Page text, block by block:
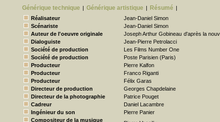
Générique technique | Générique artistique | Résumé |
Réalisateur
Jean-Daniel Simon
Scénariste
Jean-Daniel Simon
Auteur de l'oeuvre originale
Joseph Arthur Gobineau d'après la
Dialoguiste
Jean-Pierre Petrolacci
Société de production
Les Films Number One
Société de production
Poste Parisien (Paris)
Producteur
Pierre Kalfon
Producteur
Franco Riganti
Producteur
Félix Garas
Directeur de production
Georges Chapdelaine
Directeur de la photographie
Patrice Pouget
Cadreur
Daniel Lacambre
Ingénieur du son
Pierre Panier
Compositeur de la musique